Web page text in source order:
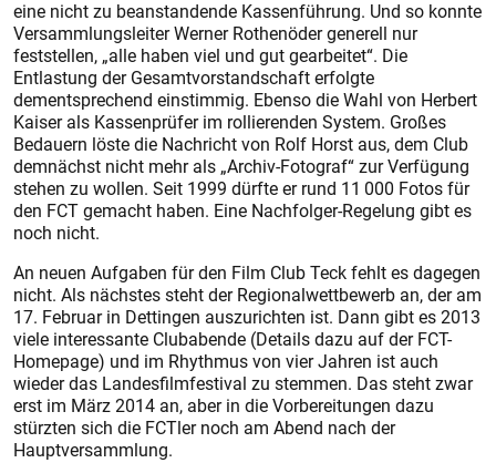
eine nicht zu beanstandende Kassenführung. Und so konnte
Versammlungsleiter Werner Rothenöder generell nur
feststellen, „alle haben viel und gut gearbeitet“. Die
Entlastung der Gesamtvorstandschaft erfolgte
dementsprechend einstimmig. Ebenso die Wahl von Herbert
Kaiser als Kassenprüfer im rollierenden System. Großes
Bedauern löste die Nachricht von Rolf Horst aus, dem Club
demnächst nicht mehr als „Archiv-Fotograf“ zur Verfügung
stehen zu wollen. Seit 1999 dürfte er rund 11 000 Fotos für
den FCT gemacht haben. Eine Nachfolger-Regelung gibt es
noch nicht.
An neuen Aufgaben für den Film Club Teck fehlt es dagegen
nicht. Als nächstes steht der Regionalwettbewerb an, der am
17. Februar in Dettingen auszurichten ist. Dann gibt es 2013
viele interessante Clubabende (Details dazu auf der FCT-
Home­page) und im Rhythmus von vier Jahren ist auch
wieder das Landesfilmfestival zu stemmen. Das steht zwar
erst im März 2014 an, aber in die Vorbereitungen dazu
stürzten sich die FCTler noch am Abend nach der
Hauptversammlung.